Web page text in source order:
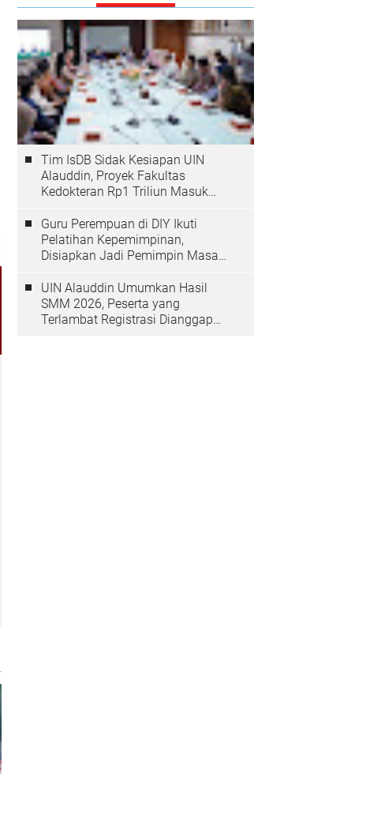
Tim IsDB Sidak Kesiapan UIN
Alauddin, Proyek Fakultas
Kedokteran Rp1 Triliun Masuk
Guru Perempuan di DIY Ikuti
Pelatihan Kepemimpinan,
Disiapkan Jadi Pemimpin Masa
UIN Alauddin Umumkan Hasil
SMM 2026, Peserta yang
Terlambat Registrasi Dianggap